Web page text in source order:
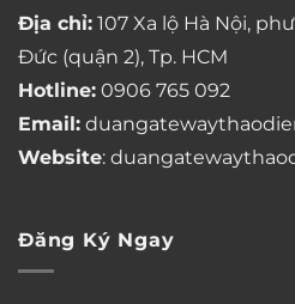
Địa chỉ: 107 Xa lộ Hà Nội,
Đức (quận 2), Tp. HCM
Hotline: 0906 765 092
Email:
Website:
Đăng Ký Ngay